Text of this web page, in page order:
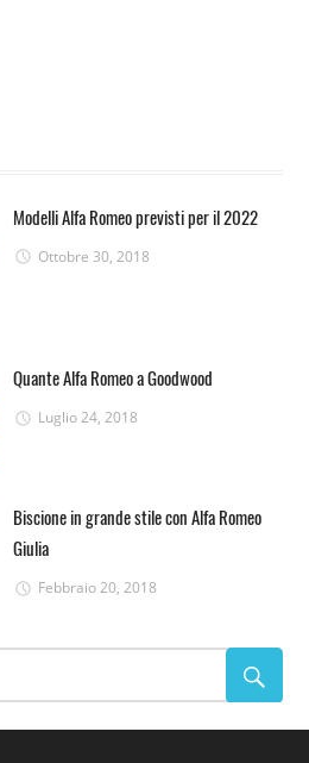
Modelli Alfa Romeo previsti per il 2022
Ottobre 30, 2018
Quante Alfa Romeo a Goodwood
Luglio 24, 2018
Biscione in grande stile con Alfa Romeo
Giulia
Febbraio 20, 2018